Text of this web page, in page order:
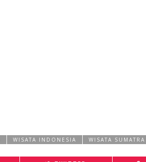
WISATA INDONESIA WISATA SUMATRA